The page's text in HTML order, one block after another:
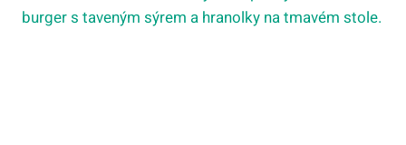
REPUBLIKY
BEZLEPKOVÉ